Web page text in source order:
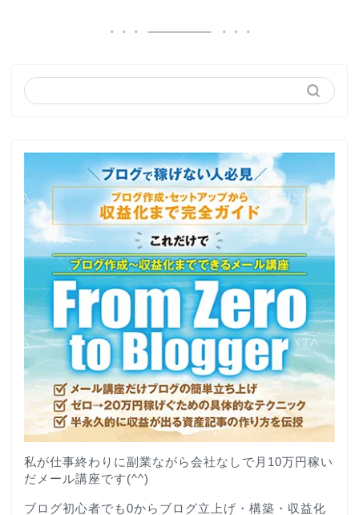
私が仕事終わりに副業ながら会社なしで月10万円稼い
だメール講座です(^^)
ブログ初心者でも0からブログ立上げ・構築・収益化